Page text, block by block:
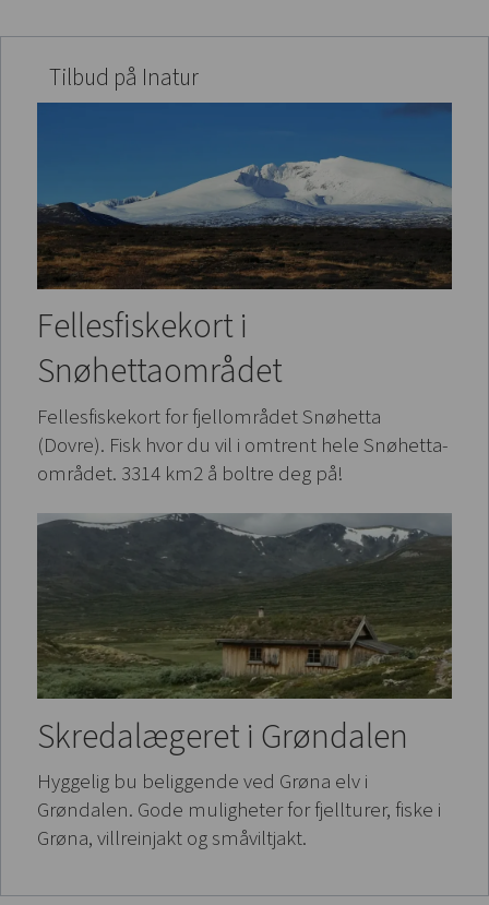
Tilbud på Inatur
Fellesfiskekort i
Snøhettaområdet
Fellesfiskekort for fjellområdet Snøhetta
(Dovre). Fisk hvor du vil i omtrent hele Snøhetta-
området. 3314 km2 å boltre deg på!
Skredalægeret i Grøndalen
Hyggelig bu beliggende ved Grøna elv i
Grøndalen. Gode muligheter for fjellturer, fiske i
Grøna, villreinjakt og småviltjakt.